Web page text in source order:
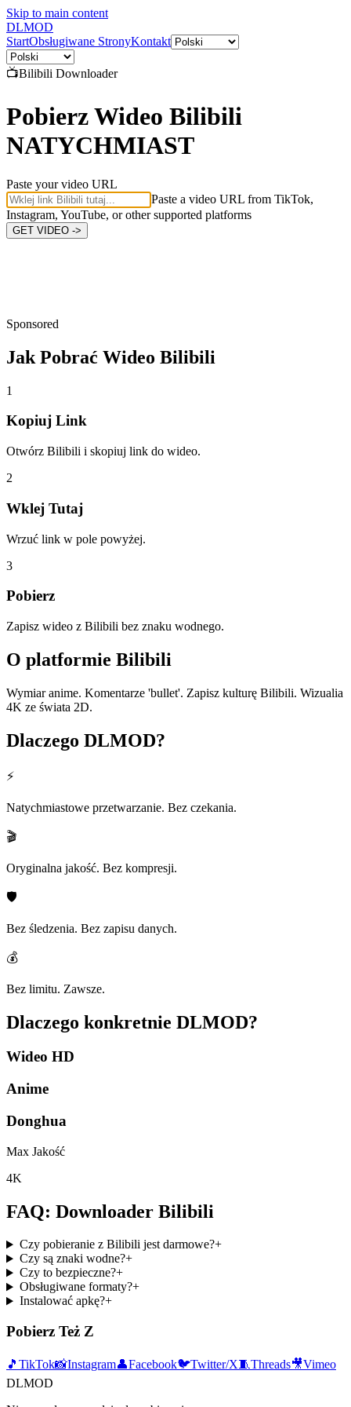
Skip to main content
DLMOD
StartObsługiwane StronyKontakt
📺Bilibili Downloader
Pobierz Wideo Bilibili
NATYCHMIAST
Paste your video URL
Paste a video URL from TikTok,
Instagram, YouTube, or other supported platforms
GET VIDEO ->
Sponsored
Jak Pobrać Wideo Bilibili
1
Kopiuj Link
Otwórz Bilibili i skopiuj link do wideo.
2
Wklej Tutaj
Wrzuć link w pole powyżej.
3
Pobierz
Zapisz wideo z Bilibili bez znaku wodnego.
O platformie Bilibili
Wymiar anime. Komentarze 'bullet'. Zapisz kulturę Bilibili. Wizualia
4K ze świata 2D.
Dlaczego DLMOD?
⚡
Natychmiastowe przetwarzanie. Bez czekania.
🎬
Oryginalna jakość. Bez kompresji.
🛡️
Bez śledzenia. Bez zapisu danych.
💰
Bez limitu. Zawsze.
Dlaczego konkretnie DLMOD?
Wideo HD
Anime
Donghua
Max Jakość
4K
FAQ: Downloader Bilibili
Czy pobieranie z Bilibili jest darmowe?+
Czy są znaki wodne?+
Czy to bezpieczne?+
Obsługiwane formaty?+
Instalować apkę?+
Pobierz Też Z
🎵 TikTok📸Instagram👤Facebook🐦Twitter/X🧵Threads🎥Vimeo
DLMOD